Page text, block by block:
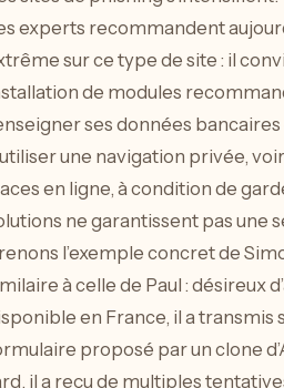
experts recommandent
sur ce type de site : il
de modules
ses données
une navigation privée,
en ligne, à condition de
ne garantissent pas une
l’exemple concret de
à celle de Paul : désireux
en France, il a transmis
proposé par un clone
il a reçu de multiples